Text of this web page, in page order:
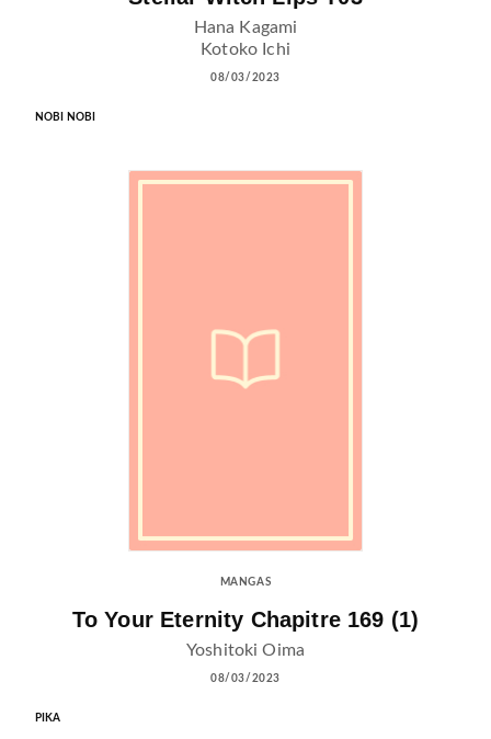
Hana Kagami
Kotoko Ichi
08/03/2023
NOBI NOBI
MANGAS
To Your Eternity Chapitre 169 (1)
Yoshitoki Oima
08/03/2023
PIKA